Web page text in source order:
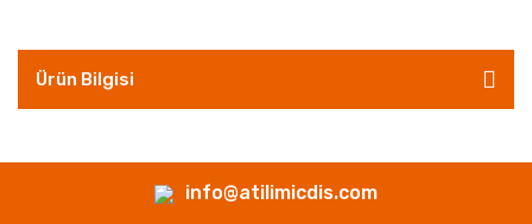
Ürün Bilgisi
info@atilimicdis.com